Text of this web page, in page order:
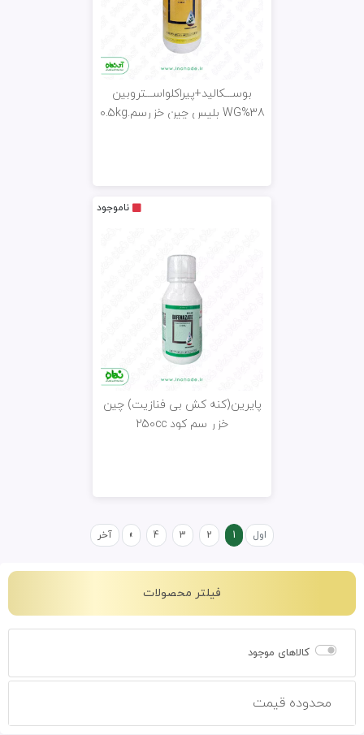
فیلتر محصولات
کالاهای موجود
محدوده قیمت
بوســـکالید+پیراکلواســـتروبین
38%WG بلیس چین خزرسم.0.5kg
ناموجود
پایرین(کنه کش بی فنازیت) چین
خزر سم کود 250cc
اول 1
2
3
4
» آخر